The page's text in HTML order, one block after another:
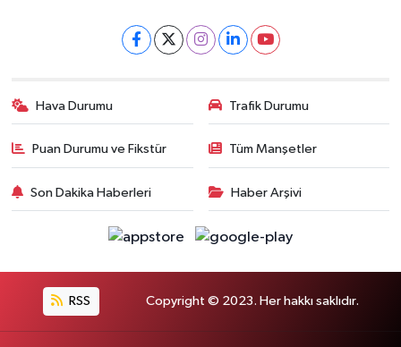
Hava Durumu Trafik Durumu
Puan Durumu ve Fikstür Tüm Manşetler
Son Dakika Haberleri Haber Arşivi
RSS Copyright © 2023. Her hakkı saklıdır.